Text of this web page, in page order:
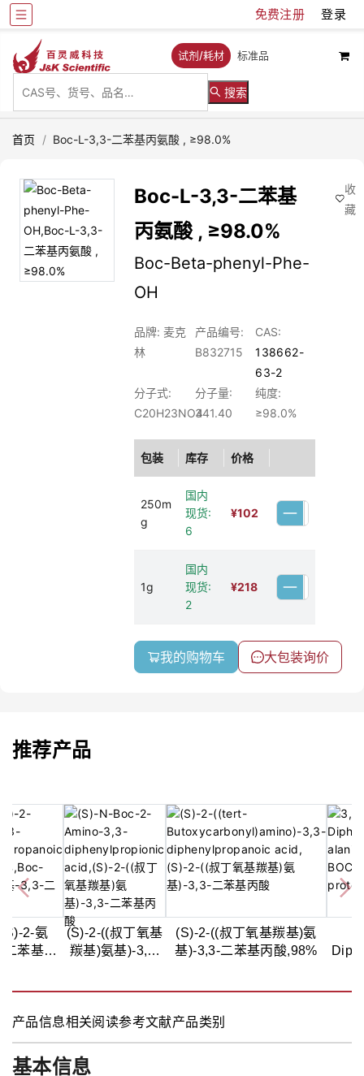
免费注册 登录
试剂/耗材 标准品
搜索
首页 / Boc-L-3,3-二苯基丙氨酸 , ≥98.0%
Boc-L-3,3-二苯基
丙氨酸 , ≥98.0%
Boc-Beta-phenyl-Phe-
OH
品牌: 麦克
林
产品编号:
B832715
CAS:
138662-
63-2
分子式:
C20H23NO4
分子量:
341.40
纯度:
≥98.0%
包装 库存 价格
250m
g
国内
现货:
6
¥102
1g
国内
现货:
2
¥218
我的购物车 大包装询价
收
藏
推荐产品
2-氨
二苯基丙
(S)-2-((叔丁氧基
羰基)氨基)-3,3-
(S)-2-((叔丁氧基羰基)氨
基)-3,3-二苯基丙酸,98%
产品信息相关阅读参考文献产品类别
基本信息